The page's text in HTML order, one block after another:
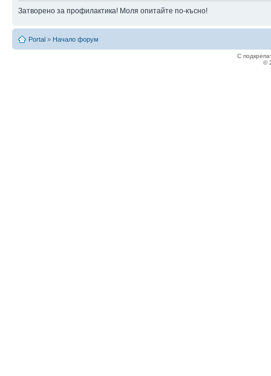
Затворено за профилактика! Моля опитайте по-късно!
Portal » Начало форум
С
©